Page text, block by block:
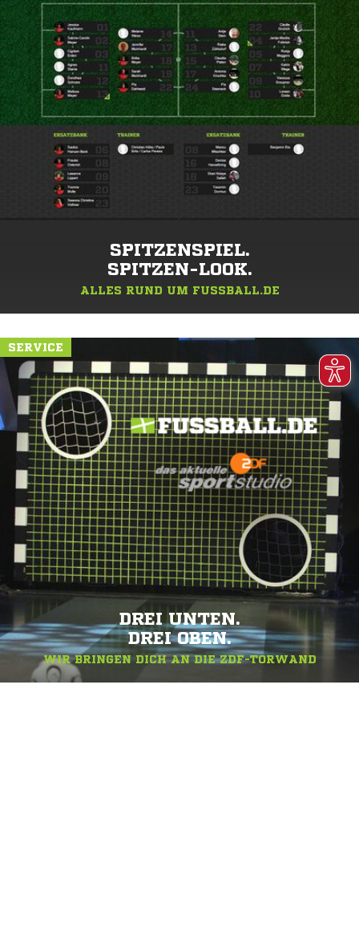
SPITZENSPIEL.
SPITZEN-LOOK.
ALLES RUND UM FUSSBALL.DE
SERVICE
DREI UNTEN.
DREI OBEN.
WIR BRINGEN DICH AN DIE ZDF-TORWAND